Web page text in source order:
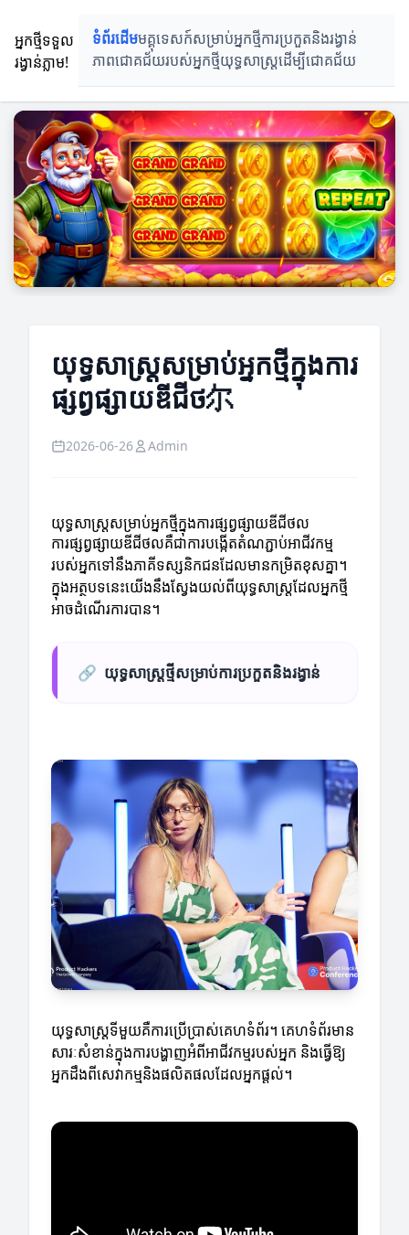
អ្នកថ្មីទទួល
រង្វាន់ភ្លាម!
ទំព័រដើមមគ្គុទេសក៍សម្រាប់អ្នកថ្មីការប្រកួតនិងរង្វាន់
ភាពជោគជ័យរបស់អ្នកថ្មីយុទ្ធសាស្ត្រដើម្បីជោគជ័យ
យុទ្ធសាស្ត្រសម្រាប់អ្នកថ្មីក្នុងការ
ផ្សព្វផ្សាយឌីជីថ尔
2026-06-26 Admin
យុទ្ធសាស្ត្រសម្រាប់អ្នកថ្មីក្នុងការផ្សព្វផ្សាយឌីជីថល
ការផ្សព្វផ្សាយឌីជីថលគឺជាការបង្កើតតំណភ្ជាប់អាជីវកម្ម
របស់អ្នកទៅនឹងភាគីទស្សនិកជនដែលមានកម្រិតខុសគ្នា។
ក្នុងអត្ថបទនេះយើងនឹងស្វែងយល់ពីយុទ្ធសាស្ត្រដែលអ្នកថ្មី
អាចដំណើរការបាន។
🔗 យុទ្ធសាស្រ្តថ្មីសម្រាប់ការប្រកួតនិងរង្វាន់
យុទ្ធសាស្ត្រទីមួយគឺការប្រើប្រាស់គេហទំព័រ។ គេហទំព័រមាន
សារៈសំខាន់ក្នុងការបង្ហាញអំពីអាជីវកម្មរបស់អ្នក និងធ្វើឱ្យ
អ្នកដឹងពីសេវាកម្មនិងផលិតផលដែលអ្នកផ្តល់។